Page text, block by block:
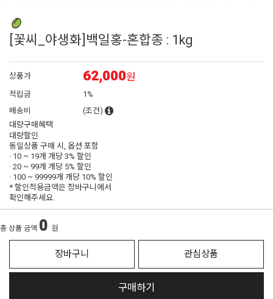
[꽃씨_야생화]백일홍-혼합종 : 1kg
상품가 62,000원
적립금
1%
배송비
(조건)
대량구매혜택
대량할인
동일상품 구매 시, 옵션 포함
· 10 ~ 19개 개당3% 할인
· 20 ~ 99개 개당 5% 할인
· 100 ~ 99999개 개당 10% 할인
* 할인적용금액은 장바구니에서
확인해주세요.
총 상품 금액 0 원
장바구니 관심상품
구매하기